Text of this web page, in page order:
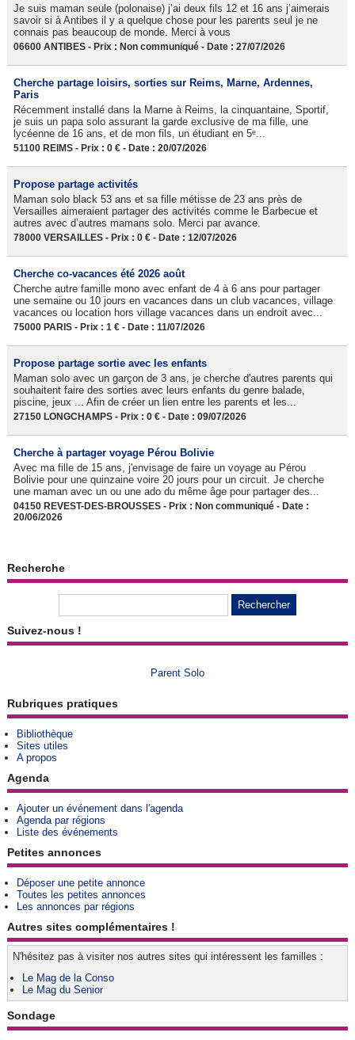
Je suis maman seule (polonaise) j’ai deux fils 12 et 16 ans j’aimerais
savoir si à Antibes il y a quelque chose pour les parents seul je ne
connais pas beaucoup de monde. Merci à vous
06600 ANTIBES - Prix : Non communiqué - Date : 27/07/2026
Cherche partage loisirs, sorties sur Reims, Marne, Ardennes,
Paris
Récemment installé dans la Marne à Reims, la cinquantaine, Sportif,
je suis un papa solo assurant la garde exclusive de ma fille, une
lycéenne de 16 ans, et de mon fils, un étudiant en 5ᵉ...
51100 REIMS - Prix : 0 € - Date : 20/07/2026
Propose partage activités
Maman solo black 53 ans et sa fille métisse de 23 ans près de
Versailles aimeraient partager des activités comme le Barbecue et
autres avec d’autres mamans solo. Merci par avance.
78000 VERSAILLES - Prix : 0 € - Date : 12/07/2026
Cherche co-vacances été 2026 août
Cherche autre famille mono avec enfant de 4 à 6 ans pour partager
une semaine ou 10 jours en vacances dans un club vacances, village
vacances ou location hors village vacances dans un endroit avec...
75000 PARIS - Prix : 1 € - Date : 11/07/2026
Propose partage sortie avec les enfants
Maman solo avec un garçon de 3 ans, je cherche d'autres parents qui
souhaitent faire des sorties avec leurs enfants du genre balade,
piscine, jeux ... Afin de créer un lien entre les parents et les...
27150 LONGCHAMPS - Prix : 0 € - Date : 09/07/2026
Cherche à partager voyage Pérou Bolivie
Avec ma fille de 15 ans, j'envisage de faire un voyage au Pérou
Bolivie pour une quinzaine voire 20 jours pour un circuit. Je cherche
une maman avec un ou une ado du même âge pour partager des...
04150 REVEST-DES-BROUSSES - Prix : Non communiqué - Date :
20/06/2026
Recherche
Suivez-nous !
Parent Solo
Rubriques pratiques
Bibliothèque
Sites utiles
A propos
Agenda
Ajouter un événement dans l'agenda
Agenda par régions
Liste des événements
Petites annonces
Déposer une petite annonce
Toutes les petites annonces
Les annonces par régions
Autres sites complémentaires !
N'hésitez pas à visiter nos autres sites qui intéressent les familles :
Le Mag de la Conso
Le Mag du Senior
Sondage